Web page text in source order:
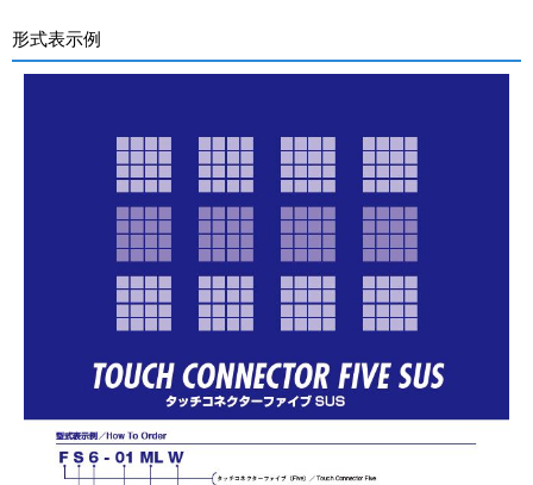
形式表示例